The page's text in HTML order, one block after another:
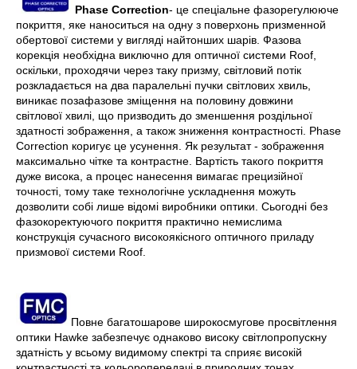
Phase Correction- це спеціальне фазорегулююче
покриття, яке наноситься на одну з поверхонь призменной
обертової системи у вигляді найтонших шарів. Фазова
корекція необхідна виключно для оптичної системи Roof,
оскільки, проходячи через таку призму, світловий потік
розкладається на два паралельні пучки світлових хвиль,
виникає позафазове зміщення на половину довжини
світлової хвилі, що призводить до зменшення роздільної
здатності зображення, а також зниження контрастності. Phase
Correction коригує це усунення. Як результат - зображення
максимально чітке та контрастне. Вартість такого покриття
дуже висока, а процес нанесення вимагає прецизійної
точності, тому таке технологічне ускладнення можуть
дозволити собі лише відомі виробники оптики. Сьогодні без
фазокоректуючого покриття практично немислима
конструкція сучасного високоякісного оптичного приладу
призмової системи Roof.
Повне багатошарове широкосмугове просвітлення
оптики Hawke забезпечує однаково високу світлопропускну
здатність у всьому видимому спектрі та сприяє високій